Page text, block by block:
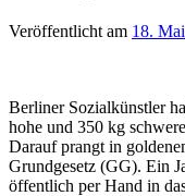
Veröffentlicht am 18.
Berliner Sozialkünstler
hohe und 350 kg
Darauf prangt in
Grundgesetz (GG). Ein
öffentlich per Hand in